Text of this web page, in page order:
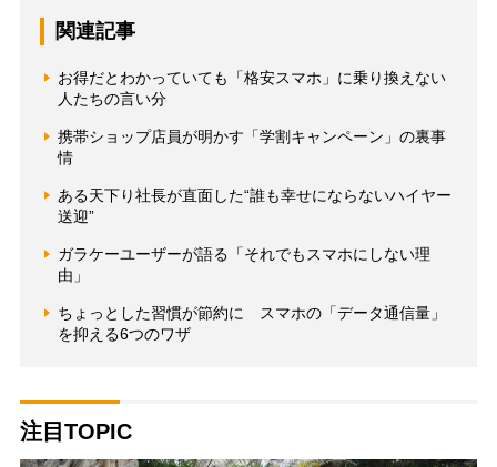
関連記事
お得だとわかっていても「格安スマホ」に乗り換えない
人たちの言い分
携帯ショップ店員が明かす「学割キャンペーン」の裏事
情
ある天下り社長が直面した“誰も幸せにならないハイヤー
送迎”
ガラケーユーザーが語る「それでもスマホにしない理
由」
ちょっとした習慣が節約に スマホの「データ通信量」
を抑える6つのワザ
注目TOPIC